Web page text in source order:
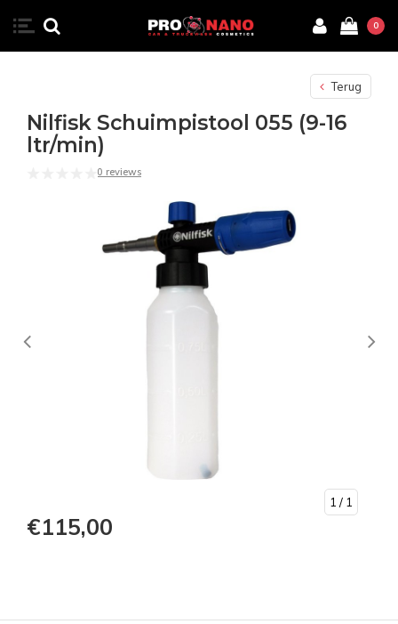
0
Terug
Nilfisk Schuimpistool 055 (9-16
ltr/min)
0 reviews
1 / 1
€115,00